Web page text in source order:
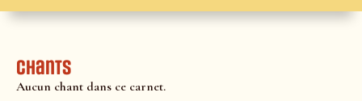
Chants
Aucun chant dans ce carnet.